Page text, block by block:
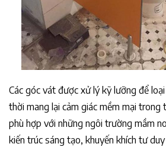
Các góc vát được xử lý kỹ lưỡng để
thời mang lại cảm giác mềm mại trong
phù hợp với những ngôi trường mầm
kiến trúc sáng tạo, khuyến khích tư